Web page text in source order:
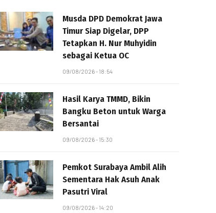
Musda DPD Demokrat Jawa
Timur Siap Digelar, DPP
Tetapkan H. Nur Muhyidin
sebagai Ketua OC
09/08/2026 - 18:54
Hasil Karya TMMD, Bikin
Bangku Beton untuk Warga
Bersantai
09/08/2026 - 15:30
Pemkot Surabaya Ambil Alih
Sementara Hak Asuh Anak
Pasutri Viral
09/08/2026 - 14:20